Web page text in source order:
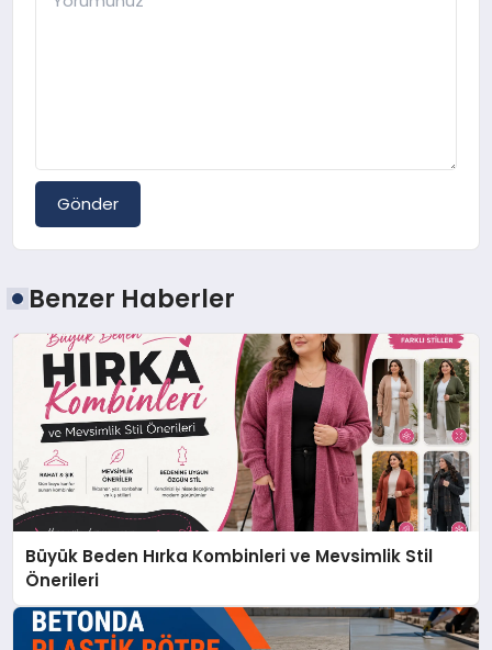
Gönder
Benzer Haberler
Büyük Beden Hırka Kombinleri ve Mevsimlik Stil
Önerileri